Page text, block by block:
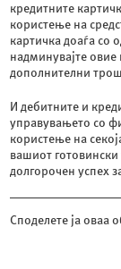
кредитните
користење на
картичка доаѓа со
надминувајте
дополнителни
И дебитните и
управувањето со
користење на
вашиот готовински
долгорочен успех
Споделете ја оваа